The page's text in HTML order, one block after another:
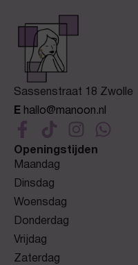
Sassenstraat 18 Zwolle
E hallo@manoon.nl
Openingstijden
Maandag
Dinsdag
Woensdag
Donderdag
Vrijdag
Zaterdag